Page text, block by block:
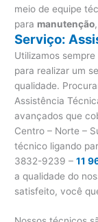
meio de equipe
para manutenção,
Serviço:
Utilizamos
para realizar um
qualidade.
Assistência
avançados que
Centro – Norte –
técnico ligando
3832-9239 –11
a qualidade do
satisfeito, você